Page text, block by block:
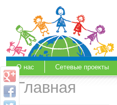
О нас Сетевые проекты
Главная